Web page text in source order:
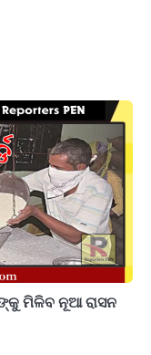
ମିଳିବ ନୂଆ ରାସନ